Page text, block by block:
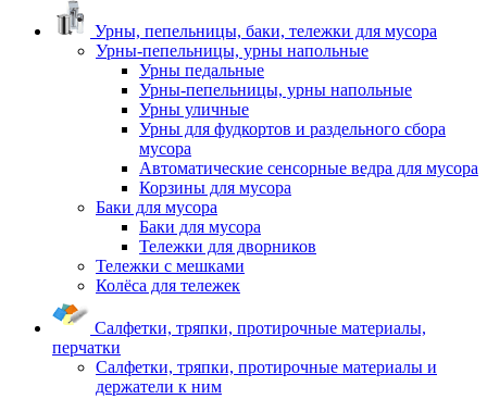
Урны, пепельницы, баки, тележки для мусора
Урны-пепельницы, урны напольные
Урны педальные
Урны-пепельницы, урны напольные
Урны уличные
Урны для фудкортов и раздельного сбора
мусора
Автоматические сенсорные ведра для мусора
Корзины для мусора
Баки для мусора
Баки для мусора
Тележки для дворников
Тележки с мешками
Колёса для тележек
Салфетки, тряпки, протирочные материалы,
перчатки
Салфетки, тряпки, протирочные материалы и
держатели к ним